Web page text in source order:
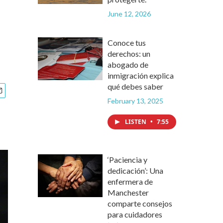
June 12, 2026
Conoce tus
derechos: un
abogado de
inmigración explica
qué debes saber
February 13, 2025
LISTEN • 7:55
‘Paciencia y
dedicación’: Una
enfermera de
Manchester
comparte consejos
para cuidadores